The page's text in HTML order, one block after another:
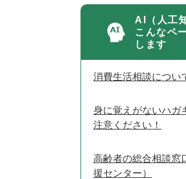
AI（人工
こんなペ
します
消費生活相談につい
身に覚えがないハガ
注意ください！
高齢者の総合相談窓
援センター）